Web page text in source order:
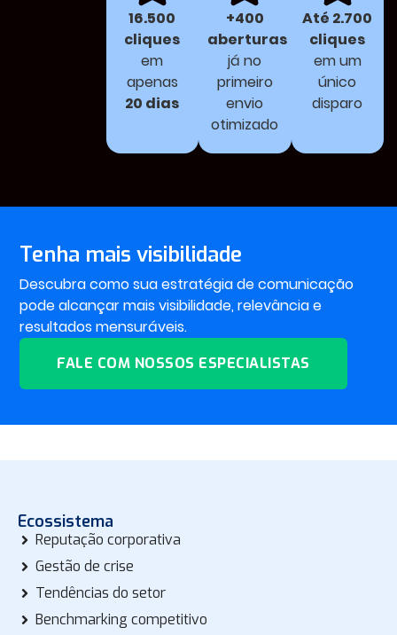
16.500
cliques
em
apenas
20 dias
+400
aberturas
já no
primeiro
envio
otimizado
Até 2.700
cliques
em um
único
disparo
Tenha mais visibilidade
Descubra como sua estratégia de comunicação
pode alcançar mais visibilidade, relevância e
resultados mensuráveis.
FALE COM NOSSOS ESPECIALISTAS
Ecossistema
Reputação corporativa
Gestão de crise
Tendências do setor
Benchmarking competitivo